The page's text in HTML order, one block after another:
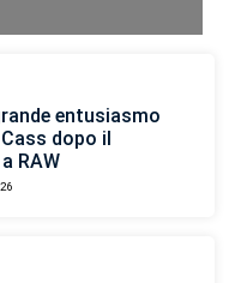
entusiasmo
dopo il
RAW